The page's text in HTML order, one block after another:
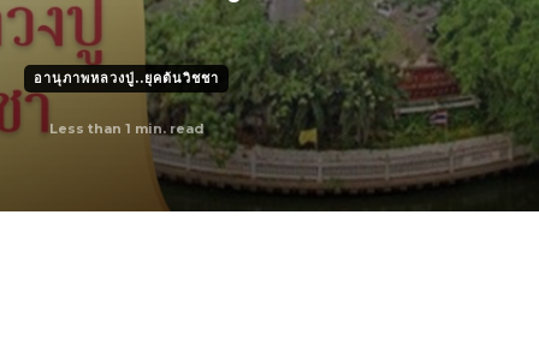
อานุภาพหลวงปู่..ยุคต้นวิชชา
Less than 1 min. read